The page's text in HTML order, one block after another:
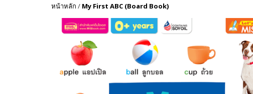
หน้าหลัก / My First ABC (Board Book)